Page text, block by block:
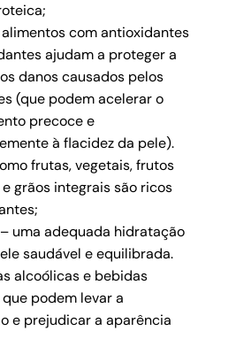
com antioxidantes
ajudam a proteger a
danos causados pelos
(que podem acelerar o
precoce e
à flacidez da pele).
frutas, vegetais, frutos
grãos integrais são ricos
uma adequada hidratação
saudável e equilibrada.
alcoólicas e bebidas
podem levar a
e prejudicar a aparência